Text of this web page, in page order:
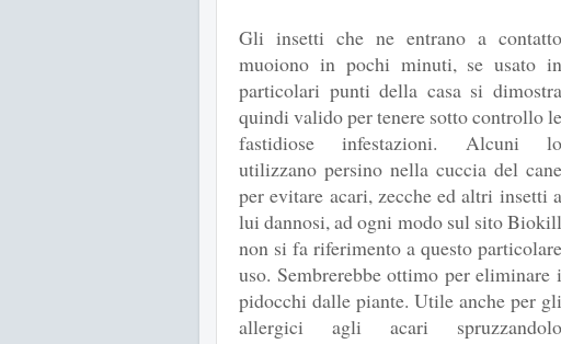
Gli insetti che ne entrano a contatto
muoiono in pochi minuti, se usato in
particolari punti della casa si dimostra
quindi valido per tenere sotto controllo le
fastidiose infestazioni. Alcuni lo
utilizzano persino nella cuccia del cane
per evitare acari, zecche ed altri insetti a
lui dannosi, ad ogni modo sul sito Biokill
non si fa riferimento a questo particolare
uso. Sembrerebbe ottimo per eliminare i
pidocchi dalle piante. Utile anche per gli
allergici agli acari spruzzandolo